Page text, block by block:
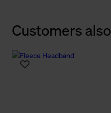
Customers